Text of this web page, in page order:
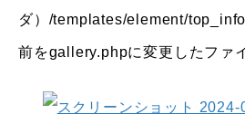
ダ）/templates/element/
前をgallery.phpに変更したファ